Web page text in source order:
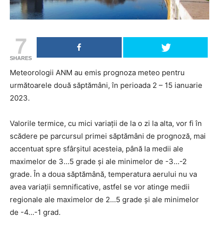
7
SHARES
Meteorologii ANM au emis prognoza meteo pentru
următoarele două săptămâni, în perioada 2 – 15 ianuarie
2023.
Valorile termice, cu mici variații de la o zi la alta, vor fi în
scădere pe parcursul primei săptămâni de prognoză, mai
accentuat spre sfârșitul acesteia, până la medii ale
maximelor de 3…5 grade și ale minimelor de -3…-2
grade. În a doua săptămână, temperatura aerului nu va
avea variații semnificative, astfel se vor atinge medii
regionale ale maximelor de 2…5 grade și ale minimelor
de -4…-1 grad.